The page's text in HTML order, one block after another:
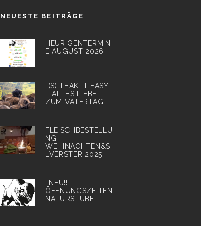
NEUESTE BEITRÄGE
HEURIGENTERMIN
E AUGUST 2026
„(S) TEAK IT EASY
– ALLES LIEBE
ZUM VATERTAG
FLEISCHBESTELLU
NG
WEIHNACHTEN&SI
LVERSTER 2025
!!NEU!!
ÖFFNUNGSZEITEN
NATURSTUBE